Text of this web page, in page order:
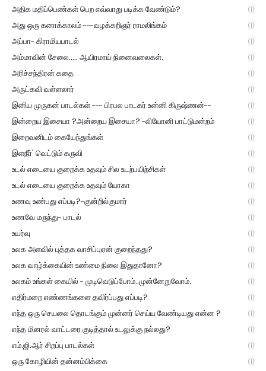
அதிக மதிப்பெண்கள் பெற எவ்வாறு படிக்க வேண்டும்? (1)
அது ஒரு கனாக்காலம் ---வழக்கறிஞர் ராமலிங்கம் (1)
அப்பா- கிராமியபாடல் (1)
அம்மாவின் சேலை..... ஆயிரமாய் நினைவலைகள். (1)
அரிச்சந்திரன் கதை (1)
அருட்கவி வள்ளலார் (1)
இனிய முருகன் பாடல்கள் --- பிரபல பாடகர் உன்னி கிருஷ்ணன்-- (1)
இன்றைய இசையா ?அன்றைய இசையா? -லியோனி பாட்டுமன்றம் (1)
இறைவனிடம் கையேந்துங்கள் (1)
இளநீர்' வெட்டும் கருவி (1)
உடல் எடையை குறைக்க உதவும் சில உடற்பயிற்சிகள் (1)
உடல் எடையை குறைக்க உதவும் யோகா (1)
உணவு உண்பது எப்படி?-குன்றில்குமார் (1)
உணவே மருந்து- பாடல் (1)
உயர்வு (1)
உலக அளவில் புத்தக வாசிப்புஏன் குறைந்தது? (1)
உலக வாழ்க்கையின் உண்மை நிலை இதுதானோ? (1)
உலகம் உங்கள் கையில் - முடிவெடுப்போம்..முன்னேறுவோம். (1)
எதிர்மறை எண்ணங்களை தவிர்ப்பது எப்படி? (1)
எந்த ஒரு செயலை தொடங்கும் முன்னர் செய்ய வேண்டியது என்ன ? (1)
எந்த மினரல் வாட்டரை குடித்தால் உடலுக்கு நல்லது? (1)
எம்.ஜி.ஆர் சிறப்பு பாடல்கள் (1)
ஒரு கோழியின் தன்னம்பிக்கை (1)